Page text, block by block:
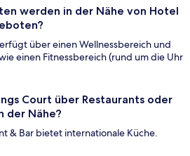
werden in der Nähe von Hotel
über einen Wellnessbereich und
einen Fitnessbereich (rund um die Uhr
Court über Restaurants oder
der Nähe?
& Bar bietet internationale Küche.